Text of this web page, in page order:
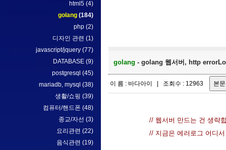
html5 (4)
golang (184)
php (2)
디자인 관련 (1)
javascript/jquery (77)
DATABASE (9)
postgresql (45)
mariadb, mysql (38)
생활/쇼핑 (39)
컴퓨터/핸드폰 (48)
종교/자선 (3)
요리관련 (22)
음식관련 (19)
golang - golang 웹서버, http
이 름 : 바다아이 | 조회수 : 12963
// 웹서버 만드는 건 생략
// 지금은 에러로그 어디